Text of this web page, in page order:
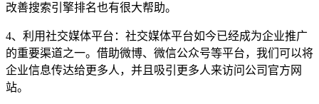
改善搜索引擎排名也有很大帮助。
4、利用社交媒体平台：社交媒体平台如今已经成为企业推广
的重要渠道之一。借助微博、微信公众号等平台，我们可以将
企业信息传达给更多人，并且吸引更多人来访问公司官方网
站。